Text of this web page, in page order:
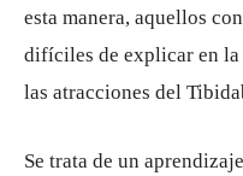
esta manera, aquellos
difíciles de explicar en la
las atracciones del
Se trata de un